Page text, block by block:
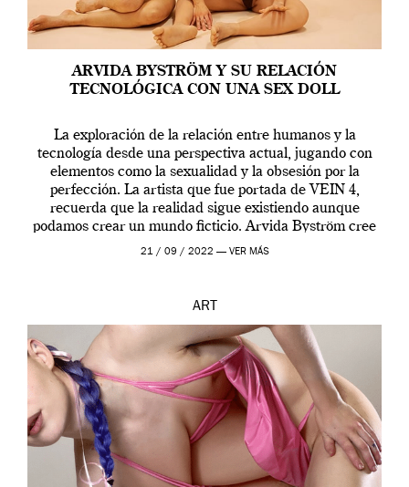
ARVIDA BYSTRÖM Y SU RELACIÓN
TECNOLÓGICA CON UNA SEX DOLL
La exploración de la relación entre humanos y la
tecnología desde una perspectiva actual, jugando con
elementos como la sexualidad y la obsesión por la
perfección. La artista que fue portada de VEIN 4,
recuerda que la realidad sigue existiendo aunque
podamos crear un mundo ficticio. Arvida Byström cree
que los humanos tienen un complejo […]
21 / 09 / 2022 — VER MÁS
ART